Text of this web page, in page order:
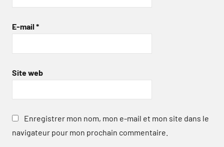
E-mail *
Site web
Enregistrer mon nom, mon e-mail et mon site dans le
navigateur pour mon prochain commentaire.